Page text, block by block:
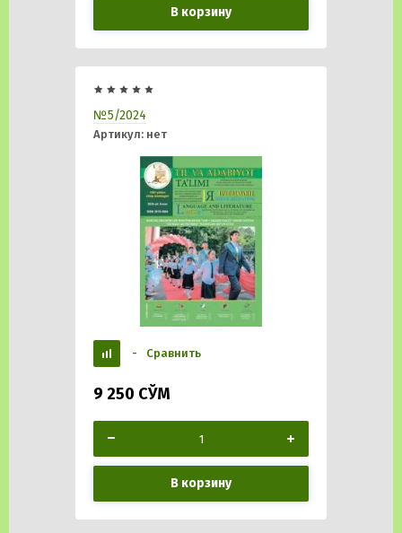
В корзину
№5/2024
Артикул: нет
- Сравнить
9 250 СЎМ
В корзину